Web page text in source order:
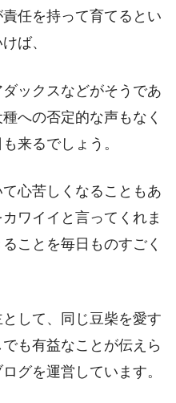
任を持って育てるとい
ば、
ックスなどがそうであ
への否定的な声もなく
来るでしょう。
心苦しくなることもあ
ワイイと言ってくれま
ことを毎日ものすごく
して、同じ豆柴を愛す
も有益なことが伝えら
グを運営しています。